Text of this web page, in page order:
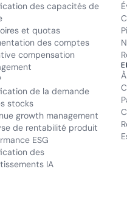
des capacités de
et quotas
des comptes
compensation
de la demande
stocks
growth management
de rentabilité produit
ESG
des
IA